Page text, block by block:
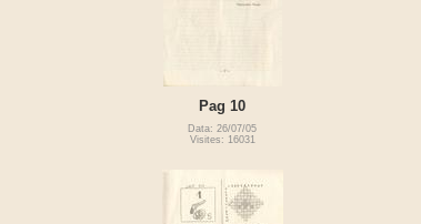
Pag 10
Data: 26/07/05
Visites: 16031